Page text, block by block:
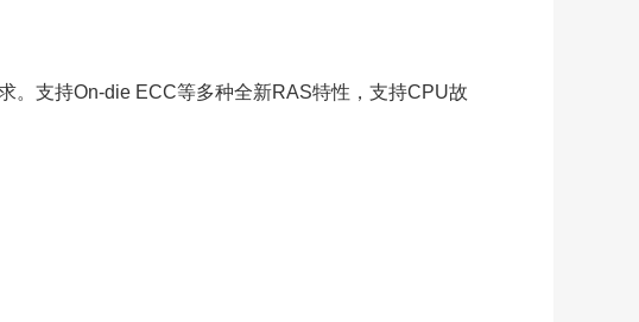
。支持On-die ECC等多种全新RAS特性，支持CPU故